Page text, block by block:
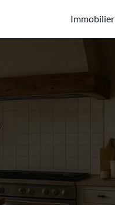
Immobilier